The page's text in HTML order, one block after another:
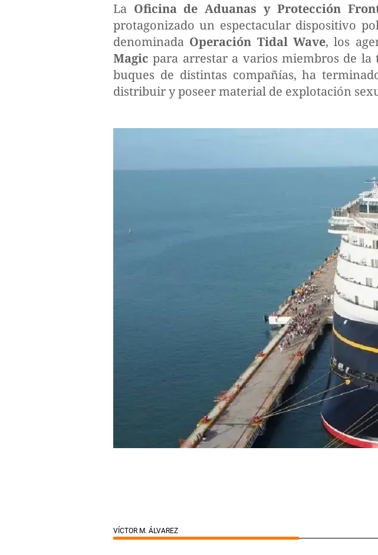
La Oficina de Aduanas y Protección
protagonizado un espectacular dispositivo
denominada Operación Tidal Wave, los
Magic para arrestar a varios miembros de
buques de distintas compañías, ha
distribuir y poseer material de explotación
VÍCTOR M. ÁLVAREZ